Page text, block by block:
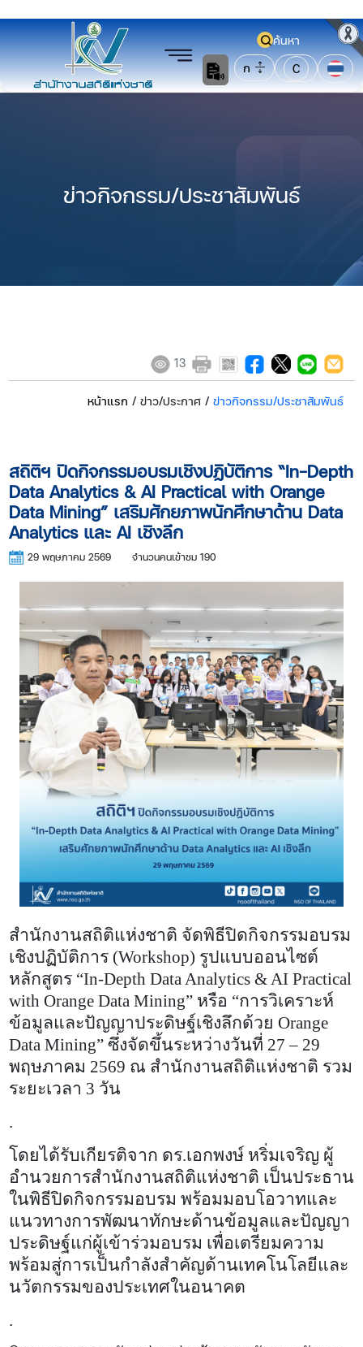
ค้นหา
ก
C
ข่าวกิจกรรม/ประชาสัมพันธ์
13
หน้าแรก / ข่าว/ประกาศ / ข่าวกิจกรรม/ประชาสัมพันธ์
สถิติฯ ปิดกิจกรรมอบรมเชิงปฏิบัติการ “In-Depth
Data Analytics & AI Practical with Orange
Data Mining” เสริมศักยภาพนักศึกษาด้าน Data
Analytics และ AI เชิงลึก
29 พฤษภาคม 2569 จำนวนคนเข้าชม 190
สำนักงานสถิติแห่งชาติ จัดพิธีปิดกิจกรรมอบรม
เชิงปฏิบัติการ (Workshop) รูปแบบออนไซต์
หลักสูตร “In-Depth Data Analytics & AI Practical
with Orange Data Mining” หรือ “การวิเคราะห์
ข้อมูลและปัญญาประดิษฐ์เชิงลึกด้วย Orange
Data Mining” ซึ่งจัดขึ้นระหว่างวันที่ 27 – 29
พฤษภาคม 2569 ณ สำนักงานสถิติแห่งชาติ รวม
ระยะเวลา 3 วัน
.
โดยได้รับเกียรติจาก ดร.เอกพงษ์ หริ่มเจริญ ผู้
อำนวยการสำนักงานสถิติแห่งชาติ เป็นประธาน
ในพิธีปิดกิจกรรมอบรม พร้อมมอบโอวาทและ
แนวทางการพัฒนาทักษะด้านข้อมูลและปัญญา
ประดิษฐ์แก่ผู้เข้าร่วมอบรม เพื่อเตรียมความ
พร้อมสู่การเป็นกำลังสำคัญด้านเทคโนโลยีและ
นวัตกรรมของประเทศในอนาคต
.